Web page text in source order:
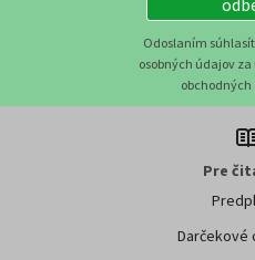
Odoslaním
osobných údajov
Pre